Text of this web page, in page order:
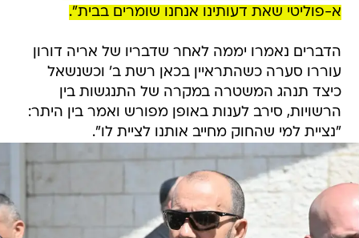
א-פוליטי שאת דעותינו אנחנו שומרים בבית".
הדברים נאמרו יממה לאחר שדבריו של אריה דורון
עוררו סערה כשהתראיין בכאן רשת ב' וכשנשאל
כיצד תנהג המשטרה במקרה של התנגשות בין
הרשויות, סירב לענות באופן מפורש ואמר בין היתר:
"נציית למי שהחוק מחייב אותנו לציית לו".